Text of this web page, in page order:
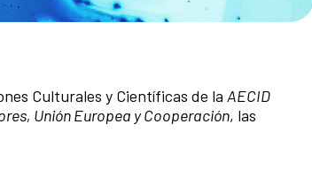
Culturales y Científicas de la AECID
Unión Europea y Cooperación, las